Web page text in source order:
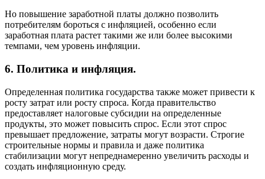
Но повышение заработной платы должно позволить
потребителям бороться с инфляцией, особенно если
заработная плата растет такими же или более высокими
темпами, чем уровень инфляции.
6. Политика и инфляция.
Определенная политика государства также может привести к
росту затрат или росту спроса. Когда правительство
предоставляет налоговые субсидии на определенные
продукты, это может повысить спрос. Если этот спрос
превышает предложение, затраты могут возрасти. Строгие
строительные нормы и правила и даже политика
стабилизации могут непреднамеренно увеличить расходы и
создать инфляционную среду.